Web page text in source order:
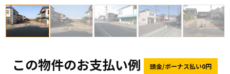
この物件のお支払い例 頭金/ボーナス払い0円